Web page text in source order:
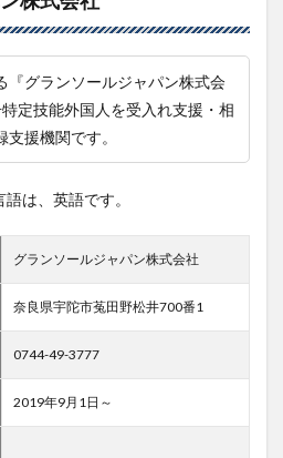
『グランソールジャパン株式会
定技能外国人を受入れ支援・相
援機関です。
は、英語です。
グランソールジャパン株式会社
奈良県宇陀市菟田野松井700番1
0744-49-3777
2019年9月1日～